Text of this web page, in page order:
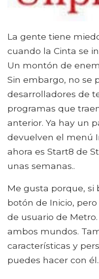
La gente tiene
cuando la Cinta se
Un montón de
Sin embargo, no se
desarrolladores de
programas que
anterior. Ya hay un
devuelven el menú
ahora es Start8 de
unas semanas..
Me gusta porque, si
botón de Inicio,
de usuario de
ambos mundos.
características y
puedes hacer con él..